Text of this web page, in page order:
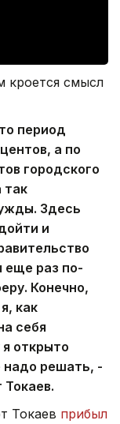
кроется смысл
период
а по
городского
так
Здесь
и
еще раз по-
Конечно,
как
себя
открыто
надо решать, -
Токаев прибыл